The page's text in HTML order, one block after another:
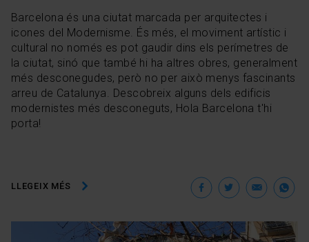
Barcelona és una ciutat marcada per arquitectes i
icones del Modernisme. És més, el moviment artístic i
cultural no només es pot gaudir dins els perímetres de
la ciutat, sinó que també hi ha altres obres, generalment
més desconegudes, però no per això menys fascinants
arreu de Catalunya. Descobreix alguns dels edificis
modernistes més desconeguts, Hola Barcelona t'hi
porta!
LLEGEIX MÉS Facebook
Twitter